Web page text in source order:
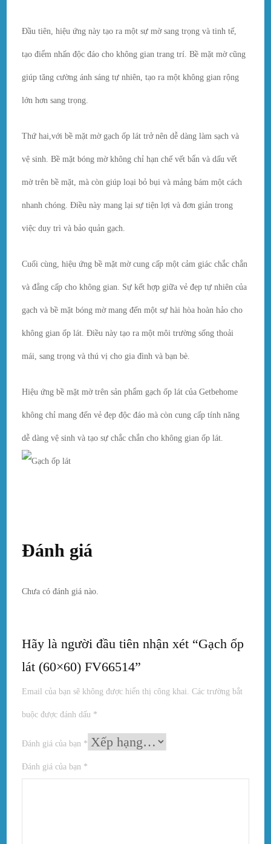
Đầu tiên, hiệu ứng này tạo ra một sự mờ sang trọng và tinh tế,
tạo điểm nhấn độc đáo cho không gian trang trí. Bề mặt mờ cũng
giúp tăng cường ánh sáng tự nhiên, tạo ra một không gian rộng
lớn hơn sang trọng.
Thứ hai,với bề mặt mờ gạch ốp lát trở nên dễ dàng làm sạch và
vệ sinh. Bề mặt bóng mờ không chỉ hạn chế vết bẩn và dấu vết
mờ trên bề mặt, mà còn giúp loại bỏ bụi và mảng bám một cách
nhanh chóng. Điều này mang lại sự tiện lợi và đơn giản trong
việc duy trì và bảo quản gạch.
Cuối cùng, hiệu ứng bề mặt mờ cung cấp một cảm giác chắc chắn
và đẳng cấp cho không gian. Sự kết hợp giữa vẻ đẹp tự nhiên của
gạch và bề mặt bóng mờ mang đến một sự hài hòa hoàn hảo cho
không gian ốp lát. Điều này tạo ra một môi trường sống thoải
mái, sang trọng và thú vị cho gia đình và bạn bè.
Hiệu ứng bề mặt mờ trên sản phẩm gạch ốp lát của Getbehome
không chỉ mang đến vẻ đẹp độc đáo mà còn cung cấp tính năng
dễ dàng vệ sinh và tạo sự chắc chắn cho không gian ốp lát.
Đánh giá
Chưa có đánh giá nào.
Hãy là người đầu tiên nhận xét “Gạch ốp
lát (60×60) FV66514”
Email của bạn sẽ không được hiển thị công khai. Các trường bắt
buộc được đánh dấu *
Đánh giá của bạn *
Đánh giá của bạn *